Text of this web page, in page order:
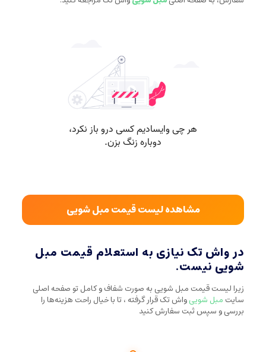
مشاهده لیست قیمت مبل شویی
در واش تک نیازی به استعلام قیمت مبل
شویی نیست.
زیرا لیست قیمت مبل شویی به صورت شفاف و کامل تو صفحه اصلی
سایت مبل شوییواش تک قرار گرفته ، تا با خیال راحت هزینه‌ها را
بررسی و سپس ثبت سفارش کنید